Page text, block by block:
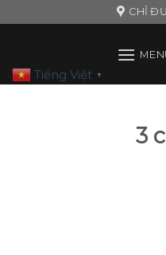
to
CHỈ
3
Tiếng Việt ▼